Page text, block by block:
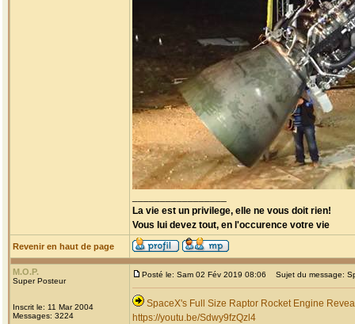
La vie est un privilege, elle ne vous doit rien!
Vous lui devez tout, en l'occurence votre vie
Revenir en haut de page
M.O.P.
Super Posteur
Inscrit le: 11 Mar 2004
Messages: 3224
Posté le: Sam 02 Fév 2019 08:06 Sujet du message:
SpaceX's Full Size Raptor Rocket Engine
https://youtu.be/Sdwy9fzQzl4